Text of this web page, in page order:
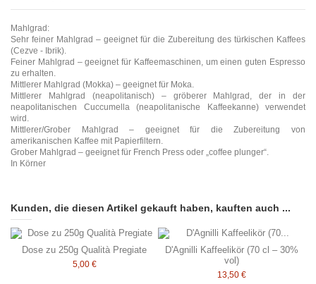
Mahlgrad:
Sehr feiner Mahlgrad – geeignet für die Zubereitung des türkischen Kaffees
(Cezve - Ibrik).
Feiner Mahlgrad – geeignet für Kaffeemaschinen, um einen guten Espresso
zu erhalten.
Mittlerer Mahlgrad (Mokka) – geeignet für Moka.
Mittlerer Mahlgrad (neapolitanisch) – gröberer Mahlgrad, der in der
neapolitanischen Cuccumella (neapolitanische Kaffeekanne) verwendet
wird.
Mittlerer/Grober Mahlgrad – geeignet für die Zubereitung von
amerikanischen Kaffee mit Papierfiltern.
Grober Mahlgrad – geeignet für French Press oder „coffee plunger“.
In Körner
Kunden, die diesen Artikel gekauft haben, kauften auch ...
Dose zu 250g Qualità Pregiate
5,00 €
D'Agnilli Kaffeelikör (70 cl – 30%
vol)
13,50 €